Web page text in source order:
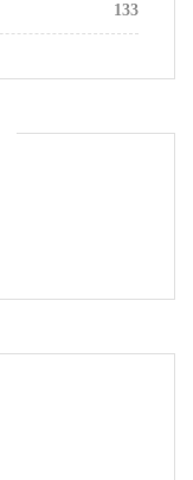
133